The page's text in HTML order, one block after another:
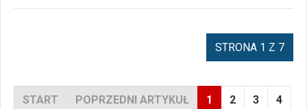
STRONA 1 Z 7
START POPRZEDNI ARTYKUŁ 1 2 3 4